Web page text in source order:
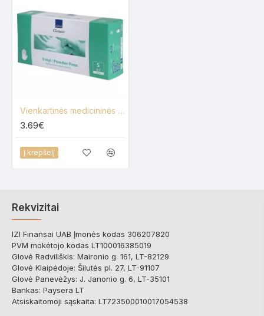
Vienkartinės medicininės vinilinės pirštinės Abena 100 vnt., skaidrios
3.69€
Į krepšelį
Rekvizitai
IZI Finansai UAB Įmonės kodas 306207820
PVM mokėtojo kodas LT100016385019
Glovė Radviliškis: Maironio g. 161, LT-82129
Glovė Klaipėdoje: Šilutės pl. 27, LT-91107
Glovė Panevėžys: J. Janonio g. 6, LT-35101
Bankas: Paysera LT
Atsiskaitomoji sąskaita: LT723500010017054538